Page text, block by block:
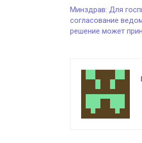
Минздрав: Для
согласование
решение может